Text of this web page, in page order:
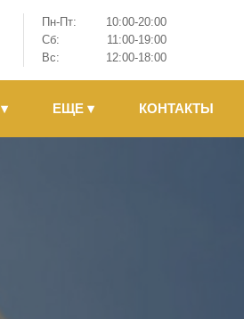
Пн-Пт:
10:00-20:00
Сб:
11:00-19:00
Вс:
12:00-18:00
▾ ЕЩЕ ▾ КОНТАКТЫ